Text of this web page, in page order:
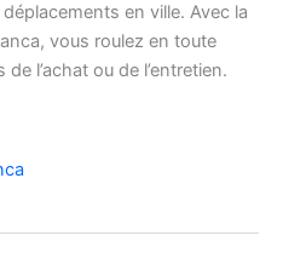
en ville. Avec la
vous roulez en toute
l’achat ou de l’entretien.